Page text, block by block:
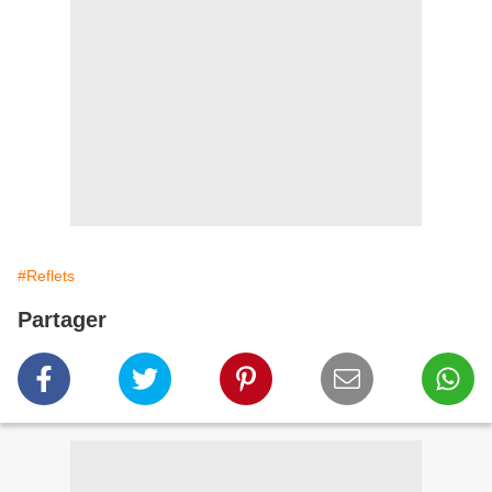
#Reflets
Partager